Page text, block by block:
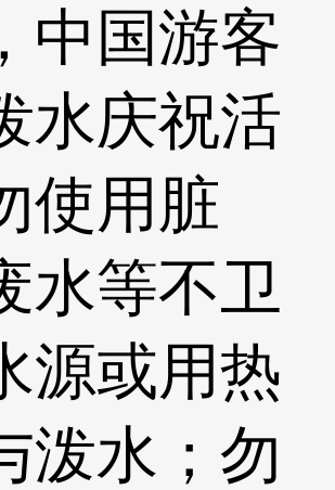
中国游客
水庆祝活
使用脏
水等不卫
源或用热
泼水；勿